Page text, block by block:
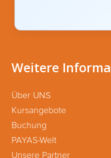
Weitere
Über UNS
Kursangebote
Buchung
PAYAS-Welt
Unsere Partner